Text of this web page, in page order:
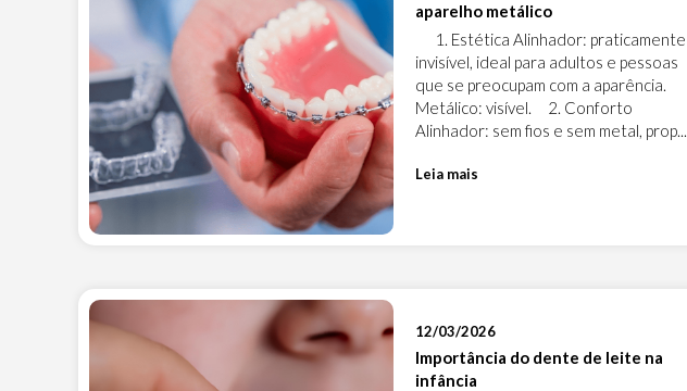
aparelho metálico
1. Estética Alinhador: praticamente
invisível, ideal para adultos e pessoas
que se preocupam com a aparência.
Metálico: visível. 2. Conforto
Alinhador: sem fios e sem metal, prop...
Leia mais
12/03/2026
Importância do dente de leite na
infância